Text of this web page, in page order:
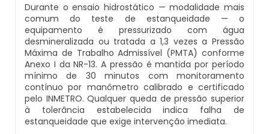
Caldeira Industrial A Lenha
Caldeira Industrial Preço
Caldeira Vertical
Caldeiraria De Fabricação E Montagem
Industrial
Inspeção De Integridade De Caldeiras
Inspeção De Integridade Em Caldeiras
Inspeção De Segurança Caldeira
Inspeção De Segurança De Caldeiras
Manutenção De Caldeiras A Gásoleo
Manutenção De Caldeiras A Lenha
Manutenção De Caldeiras A Vapor
Manutenção De Caldeiras E Aquecedores
Caldeira De Vapor A Venda
Caldeira De Vapor Eletrica
Caldeira Em Vapor
Caldeira Geradora De Vapor A Lenha
Caldeira Mural A Gás Preço
Caldeira Mural A Gás Roca
Comprar Caldeira A Gás
Cotação De Caldeira A Gás
Durante o ensaio hidrostático — modalidade mais
comum do teste de estanqueidade — o
equipamento é pressurizado com água
desmineralizada ou tratada a 1,3 vezes a Pressão
Máxima de Trabalho Admissível (PMTA) conforme
Anexo I da NR-13. A pressão é mantida por período
mínimo de 30 minutos com monitoramento
contínuo por manômetro calibrado e certificado
pelo INMETRO. Qualquer queda de pressão superior
à tolerância estabelecida indica falha de
estanqueidade que exige intervenção imediata.